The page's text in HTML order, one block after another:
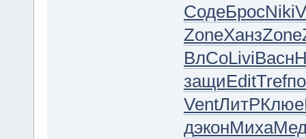
СодеБросNiki
ZoneХанзZone
ВлСоLiviВасн
защиEditTref
VentЛитРКлюе
дэконМиха